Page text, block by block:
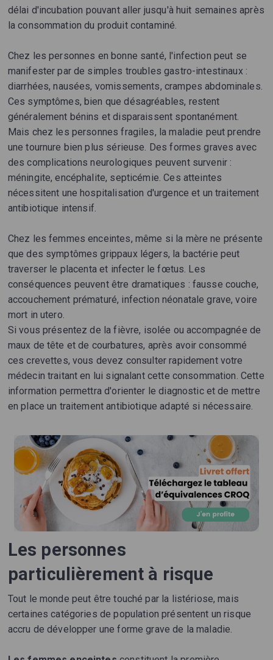
délai d'incubation pouvant aller jusqu'à huit semaines après
la consommation du produit contaminé.
Chez les personnes en bonne santé, l'infection peut se
manifester par de simples troubles gastro-intestinaux :
diarrhées, nausées, vomissements, crampes abdominales.
Ces symptômes, bien que désagréables, restent
généralement bénins et disparaissent spontanément.
Mais chez les personnes fragiles, la maladie peut prendre
une tournure bien plus sérieuse. Des formes graves avec
des complications neurologiques peuvent survenir :
méningite, encéphalite, septicémie. Ces atteintes
nécessitent une hospitalisation d'urgence et un traitement
antibiotique intensif.
Chez les femmes enceintes, même si la mère ne présente
que des symptômes grippaux légers, la bactérie peut
traverser le placenta et infecter le fœtus. Les
conséquences peuvent être dramatiques : fausse couche,
accouchement prématuré, infection néonatale grave, voire
mort in utero.
Si vous présentez de la fièvre, isolée ou accompagnée de
maux de tête et de courbatures, après avoir consommé
ces crevettes, vous devez consulter rapidement votre
médecin traitant en lui signalant cette consommation. Cette
information permettra d'orienter le diagnostic et de mettre
en place un traitement antibiotique adapté si nécessaire.
Les personnes
particulièrement à risque
Tout le monde peut être touché par la listériose, mais
certaines catégories de population présentent un risque
accru de développer une forme grave de la maladie.